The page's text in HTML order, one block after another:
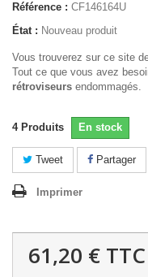
Référence : CF146164U
État : Nouveau produit
Vous trouverez sur ce site
Tout ce que vous avez
rétroviseurs endommagés.
4 Produits En stock
Tweet Partager
Imprimer
61,20 € TTC